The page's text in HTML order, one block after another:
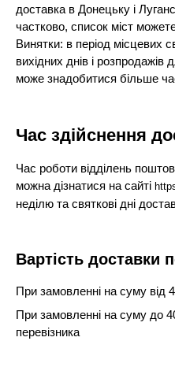
доставка в Донецьку і
частково, список міст
Винятки: в період місцевих
вихідних днів і
може знадобитися більше
Час здійснення
Час роботи відділень
можна дізнатися на сайті
неділю та святкові дні
Вартість доставки
При замовленні на суму від
При замовленні на суму до
перевізника